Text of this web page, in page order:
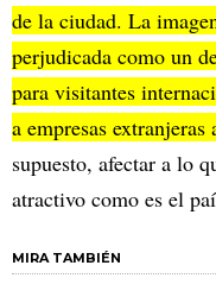
de la ciudad. La
perjudicada como un
para visitantes
a empresas
supuesto, afectar a lo
atractivo como es el
MIRA TAMBIÉN